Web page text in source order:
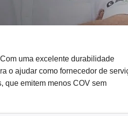
uma excelente durabilidade
o ajudar como fornecedor de
que emitem menos COV sem